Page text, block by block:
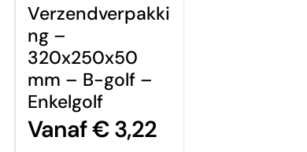
Verzendverpakki
ng –
320x250x50
mm – B-golf –
Enkelgolf
Normale
Vanaf € 3,22